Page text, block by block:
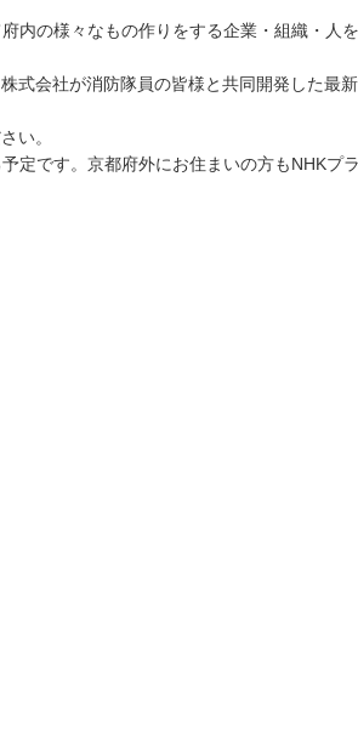
内の様々なもの作りをする企業・組織・人
式会社が消防隊員の皆様と共同開発した最
い。
定です。京都府外にお住まいの方もNHKプ